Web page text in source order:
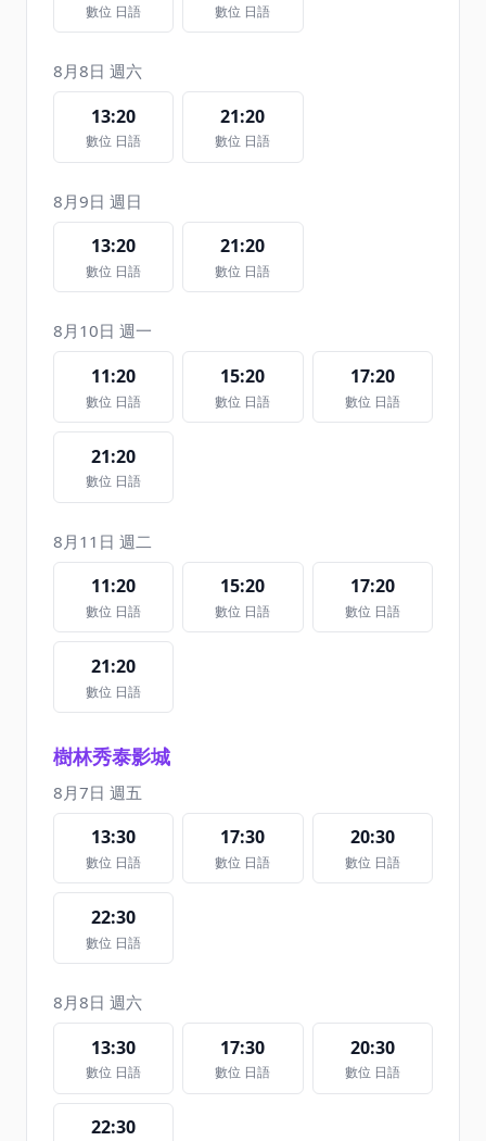
數位 日語 數位 日語
8月8日 週六
13:20
數位 日語
21:20
數位 日語
8月9日 週日
13:20
數位 日語
21:20
數位 日語
8月10日 週一
11:20
數位 日語
15:20
數位 日語
17:20
數位 日語
21:20
數位 日語
8月11日 週二
11:20
數位 日語
15:20
數位 日語
17:20
數位 日語
21:20
數位 日語
樹林秀泰影城
8月7日 週五
13:30
數位 日語
17:30
數位 日語
20:30
數位 日語
22:30
數位 日語
8月8日 週六
13:30
數位 日語
17:30
數位 日語
20:30
數位 日語
22:30